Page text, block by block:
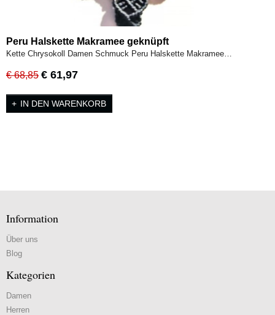
Peru Halskette Makramee geknüpft
Kette Chrysokoll Damen Schmuck Peru Halskette Makramee…
€ 68,85 € 61,97
IN DEN WARENKORB
Information
Über uns
Blog
Kategorien
Damen
Herren